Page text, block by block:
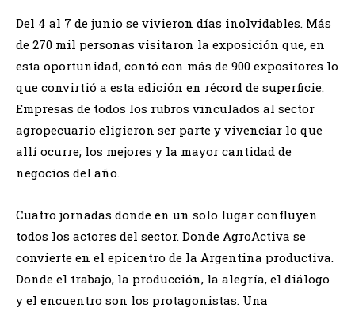
Del 4 al 7 de junio se vivieron días inolvidables. Más
de 270 mil personas visitaron la exposición que, en
esta oportunidad, contó con más de 900 expositores lo
que convirtió a esta edición en récord de superficie.
Empresas de todos los rubros vinculados al sector
agropecuario eligieron ser parte y vivenciar lo que
allí ocurre; los mejores y la mayor cantidad de
negocios del año.
Cuatro jornadas donde en un solo lugar confluyen
todos los actores del sector. Donde AgroActiva se
convierte en el epicentro de la Argentina productiva.
Donde el trabajo, la producción, la alegría, el diálogo
y el encuentro son los protagonistas. Una